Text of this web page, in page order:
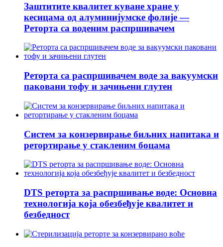
Заштитите квалитет куване хране у
кесицама од алуминијумске фолије —
Реторта са воденим распршивачем
Реторта са распршивачем воде за вакуумски
паковани тофу и зачињени глутен
Систем за конзервирање биљних напитака и
ретортирање у стакленим боцама
DTS реторта за распршивање воде: Основна
технологија која обезбеђује квалитет и
безбедност